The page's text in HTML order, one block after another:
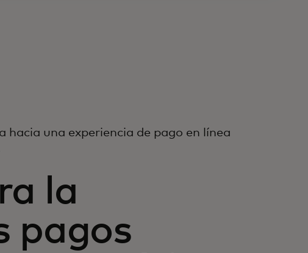
una experiencia de pago en línea
la
pagos